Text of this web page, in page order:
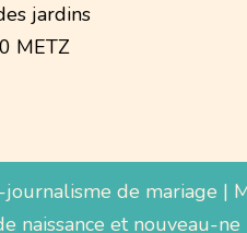
jardins
METZ
de mariage |
naissance et nouveau-ne